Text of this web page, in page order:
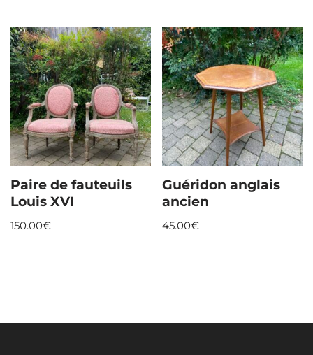
Paire de fauteuils
Louis XVI
150.00€
Guéridon anglais
ancien
45.00€